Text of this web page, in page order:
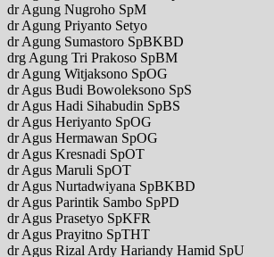
dr Agung Nugroho SpM
dr Agung Priyanto Setyo
dr Agung Sumastoro SpBKBD
drg Agung Tri Prakoso SpBM
dr Agung Witjaksono SpOG
dr Agus Budi Bowoleksono SpS
dr Agus Hadi Sihabudin SpBS
dr Agus Heriyanto SpOG
dr Agus Hermawan SpOG
dr Agus Kresnadi SpOT
dr Agus Maruli SpOT
dr Agus Nurtadwiyana SpBKBD
dr Agus Parintik Sambo SpPD
dr Agus Prasetyo SpKFR
dr Agus Prayitno SpTHT
dr Agus Rizal Ardy Hariandy Hamid SpU